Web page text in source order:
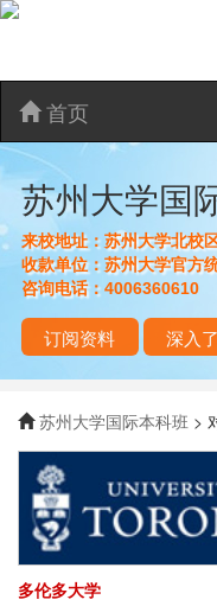
首页
苏州大学国
来校地址：苏州大学北校
收款单位：苏州大学官方
咨询电话：4006360610
订阅资料 深入
苏州大学国际本科班 >
多伦多大学